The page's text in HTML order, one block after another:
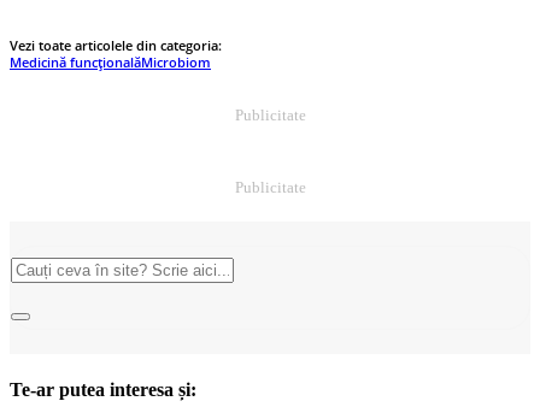
Vezi toate articolele din categoria:
Medicină funcționalăMicrobiom
Publicitate
Publicitate
Te-ar putea interesa și: